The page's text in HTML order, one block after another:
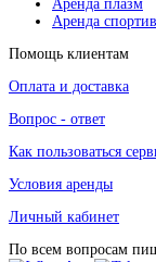
Аренда плазм
Аренда
Помощь клиентам
Оплата и доставка
Вопрос - ответ
Как пользоваться
Условия аренды
Личный кабинет
По всем вопросам